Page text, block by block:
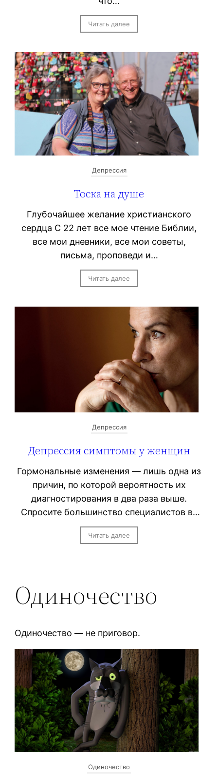
Читать далее
Депрессия
Тоска на душе
Глубочайшее желание христианского
сердца С 22 лет все мое чтение Библии,
все мои дневники, все мои советы,
письма, проповеди и…
Читать далее
Депрессия
Депрессия симптомы у женщин
Гормональные изменения — лишь одна из
причин, по которой вероятность их
диагностирования в два раза выше.
Спросите большинство специалистов в…
Читать далее
Одиночество
Одиночество — не приговор.
Одиночество